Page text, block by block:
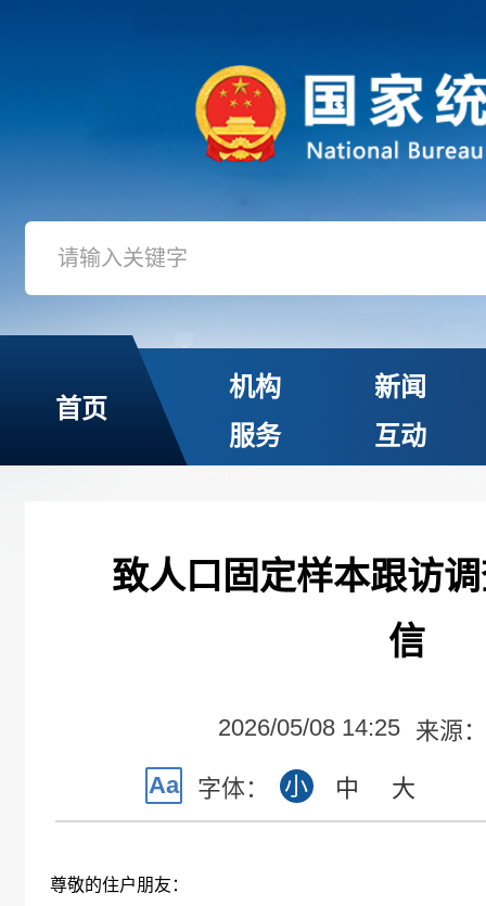
首页
机构
新闻
服务
互动
致人口固定样本跟访
信
2026/05/08 14:25 来源
Aa
字体： 小 中 大
尊敬的住户朋友：